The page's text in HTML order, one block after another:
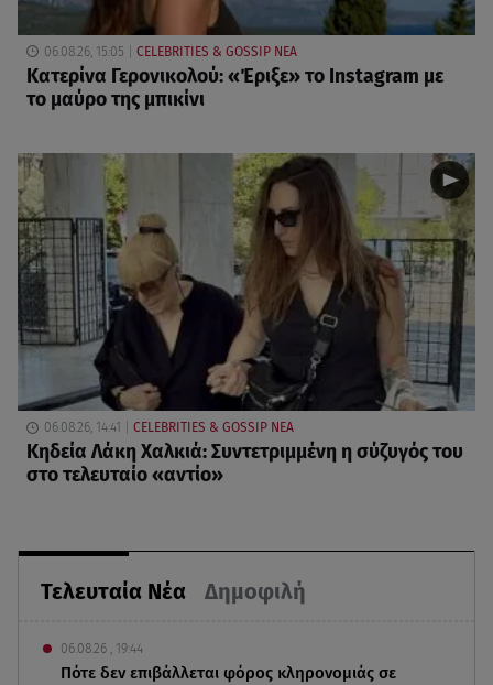
Τελευταία Νέα Δημοφιλή
06.08.26 , 19:44
Πότε δεν επιβάλλεται φόρος κληρονομιάς σε
06.08.26, 15:05 CELEBRITIES & GOSSIP ΝΕΑ
Κατερίνα Γερονικολού: «Έριξε» το Instagram με
το μαύρο της μπικίνι
06.08.26, 14:41 CELEBRITIES & GOSSIP ΝΕΑ
Κηδεία Λάκη Χαλκιά: Συντετριμμένη η σύζυγός του
στο τελευταίο «αντίο»